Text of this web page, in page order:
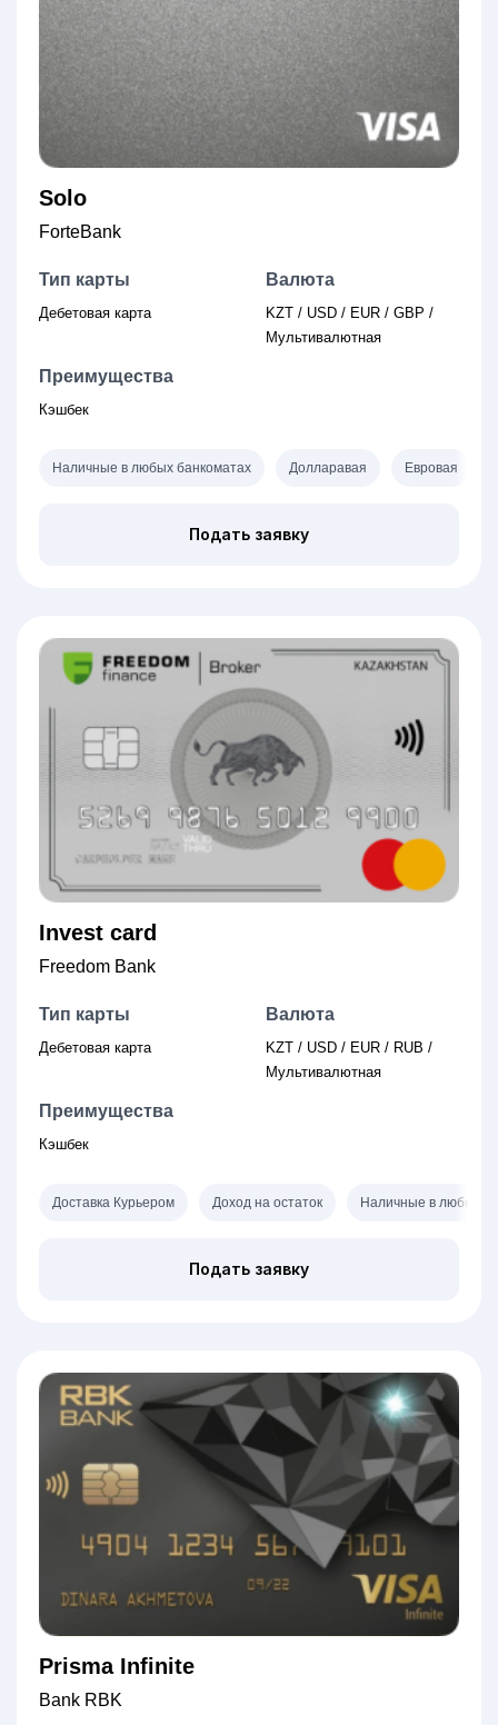
Solo
ForteBank
Тип карты
Дебетовая карта
Валюта
KZT / USD / EUR / GBP /
Мультивалютная
Преимущества
Кэшбек
Подать заявку
Наличные в любых банкоматах Долларавая Евровая
Invest card
Freedom Bank
Тип карты
Дебетовая карта
Валюта
KZT / USD / EUR / RUB /
Мультивалютная
Преимущества
Кэшбек
Подать заявку
Доставка Курьером Доход на остаток Наличные в любых
Prisma Infinite
Bank RBK